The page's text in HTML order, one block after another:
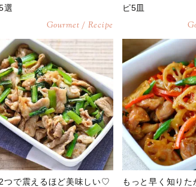
選
Gourmet / Recipe
ピ5皿
つで震えるほど美味しい♡
もっと早く知りた